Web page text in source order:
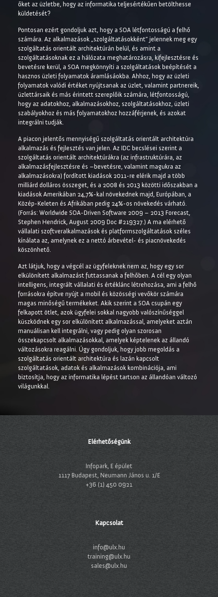
őket az üzletbe, hogy az informatika teljesértékűen betölthesse
küldetését?
Pontosan ezért gondoljuk azt, hogy a SOA létfontosságú a felhő
számára. Az alkalmazások „szolgáltatásokként” jelennek meg egy
szolgáltatás orientált architektúrán belül, és amint a
szolgáltatásoknak ez a hálózata meghatározásra, kifejlesztésre és
bevetésre kerül, a SOA megkönnyíti a szolgáltatások beépítését a
hasznos üzleti folyamatok áramlásáokba. Ahhoz, hogy az üzleti
folyamatok valódi értéket nyújtsanak az üzlet, valamint partnereik,
üzlettársaik és más érintett szereplőik számára, létfontosságú,
hogy az adatokhoz, alkalmazásokhoz, szolgáltatásokhoz, üzleti
szabályokhoz és más folyamatokhoz hozzáférjenek, és azokat
integrálni tudják.
A piacon jelentős mennyiségű szolgáltatás orientált architektúra
alkalmazás és fejlesztés van jelen. Az IDC becslései szerint a
szolgáltatás orientált architektúrákra (az infrastruktúrára, az
alkalmazásfejlesztésre és –bevetésre, valamint magukra az
alkalmazásokra) fordított kiadások 2011-re elérik majd a több
milliárd dolláros összeget, és a 2008 és 2013 közötti időszakban a
kiadások Amerikában 24,7%-kal növekednek majd, Európában, a
Közép-Keleten és Afrikában pedig 24%-os növekedés várható.
(Forrás: Worldwide SOA-Driven Software 2009 – 2013 Forecast,
Stephen Hendrick, August 2009 Doc #219327.) A ma elérhető
vállalati szoftveralkalmazások és platformszolgáltatások széles
kínálata az, amelynek ez a nettó árbevétel- és piacnövekedés
köszönhető.
Azt látjuk, hogy a végcél az ügyfeleknek nem az, hogy egy sor
elkülönített alkalmazást futtassanak a felhőben. A cél egy olyan
intelligens, integrált vállalati és értéklánc létrehozása, ami a felhő
forrásokra építve nyújt a mobil és közösségi vevőkör számára
magas minőségű termékeket. Akik szerint a SOA csupán egy
felkapott ötlet, azok ügyfelei sokkal nagyobb valószínűséggel
küszködnek egy sor elkülönített alkalmazással, amelyeket aztán
manuálisan kell integrálni, vagy pedig olyan szorosan
összekapcsolt alkalmazásokkal, amelyek képtelenek az állandó
változásokra reagálni. Úgy gondoljuk, hogy jobb megoldás a
szolgáltatás orientált architektúra és lazán kapcsolt
szolgáltatások, adatok és alkalmazások kombinációja, ami
biztosítja, hogy az informatika lépést tartson az állandóan változó
világunkkal.
Elérhetőségünk
Infopark, E épület
1117 Budapest, Neumann János u. 1/E
+36 (1) 450 0921
Kapcsolat
info@ulx.hu
training@ulx.hu
sales@ulx.hu